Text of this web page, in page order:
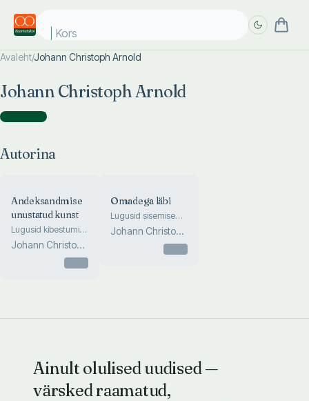
Korst
Avaleht/Johann Christoph Arnold
Johann Christoph Arnold
Autorina )
Autorina
Andeksandmise
unustatud kunst
Lugusid kibestumise
tõvest
tervenemisest
Johann Christoph
Omadega läbi
Lugusid sisemise
rahu leidmisest
Johann Christoph
Ainult olulised uudised —
värsked raamatud,